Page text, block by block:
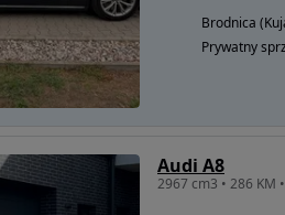
Brodnica
Prywatny
Audi A8
2967 cm3 • 286 KM